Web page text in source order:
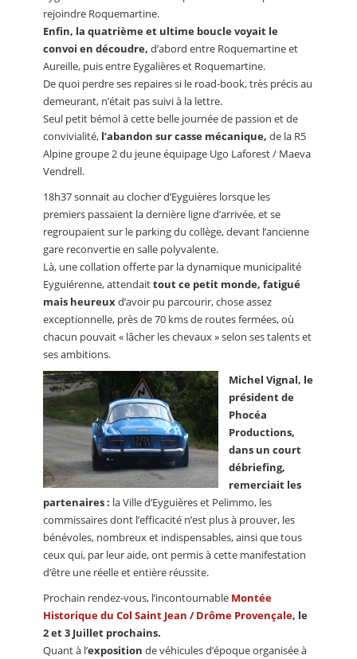
rejoindre Roquemartine.
Enfin, la quatrième et ultime boucle voyait le
convoi en découdre, d’abord entre Roquemartine et
Aureille, puis entre Eygalières et Roquemartine.
De quoi perdre ses repaires si le road-book, très précis au
demeurant, n’était pas suivi à la lettre.
Seul petit bémol à cette belle journée de passion et de
convivialité, l’abandon sur casse mécanique, de la R5
Alpine groupe 2 du jeune équipage Ugo Laforest / Maeva
Vendrell.
18h37 sonnait au clocher d’Eyguières lorsque les
premiers passaient la dernière ligne d’arrivée, et se
regroupaient sur le parking du collège, devant l’ancienne
gare reconvertie en salle polyvalente.
Là, une collation offerte par la dynamique municipalité
Eyguiérenne, attendaittout ce petit monde, fatigué
mais heureuxd’avoir pu parcourir, chose assez
exceptionnelle, près de 70 kms de routes fermées, où
chacun pouvait « lâcher les chevaux » selon ses talents et
ses ambitions.
Michel Vignal, le
président de
Phocéa
Productions,
dans un court
débriefing,
remerciait les
partenaires : la Ville d’Eyguières et Pelimmo, les
commissaires dont l’efficacité n’est plus à prouver, les
bénévoles, nombreux et indispensables, ainsi que tous
ceux qui, par leur aide, ont permis à cette manifestation
d’être une réelle et entière réussite.
Prochain rendez-vous, l’incontournable Montée
Historique du Col Saint Jean / Drôme Provençale, le
2 et 3 Juillet prochains.
Quant à l’exposition de véhicules d’époque organisée à